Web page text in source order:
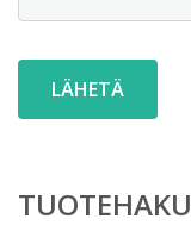
TUOTEHAKU